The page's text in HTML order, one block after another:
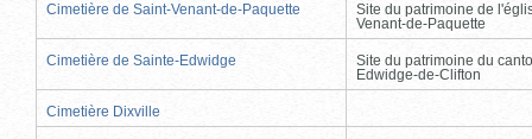
Cimetière de Saint-Venant-de-Paquette
Site du patrimoine de
Venant-de-Paquette
Cimetière de Sainte-Edwidge
Site du patrimoine du
Edwidge-de-Clifton
Cimetière Dixville